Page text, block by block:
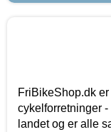
FriBikeShop.dk
cykelforretninger
landet og er alle